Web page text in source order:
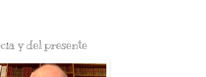
y del presente